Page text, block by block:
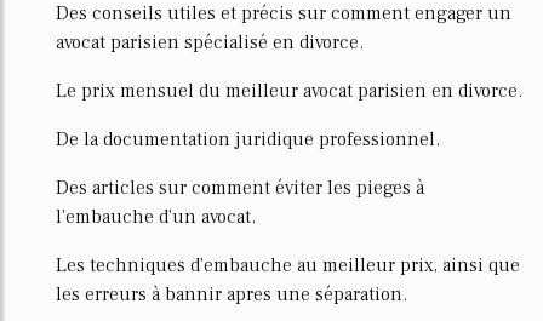
Des conseils utiles et précis sur comment engager un
avocat parisien spécialisé en divorce.
Le prix mensuel du meilleur avocat parisien en divorce.
De la documentation juridique professionnel.
Des articles sur comment éviter les pieges à
l'embauche d'un avocat.
Les techniques d'embauche au meilleur prix, ainsi que
les erreurs à bannir apres une séparation.